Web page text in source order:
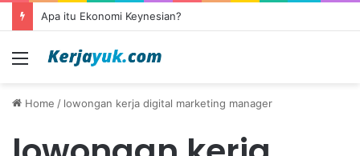
Apa itu Ekonomi Keynesian?
Menu
Home / lowongan kerja digital marketing manager